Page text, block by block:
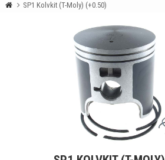
SP1 Kolvkit (T-Moly) (+0.50)